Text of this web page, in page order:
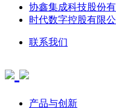
协鑫集成科技股份
时代数字控股有限公
联系我们
产品与创新